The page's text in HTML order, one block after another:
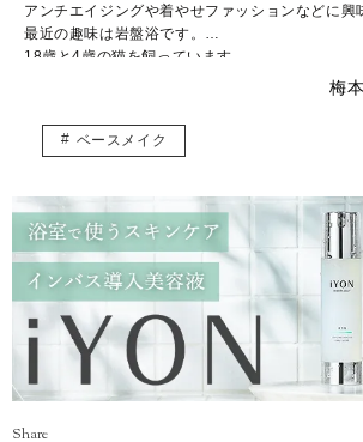
アンチエイジングや着やせファッションなどに興
最近の趣味は岩盤浴です。
18歳と4歳の猫を飼っています。
梅
ベースメイク
Share